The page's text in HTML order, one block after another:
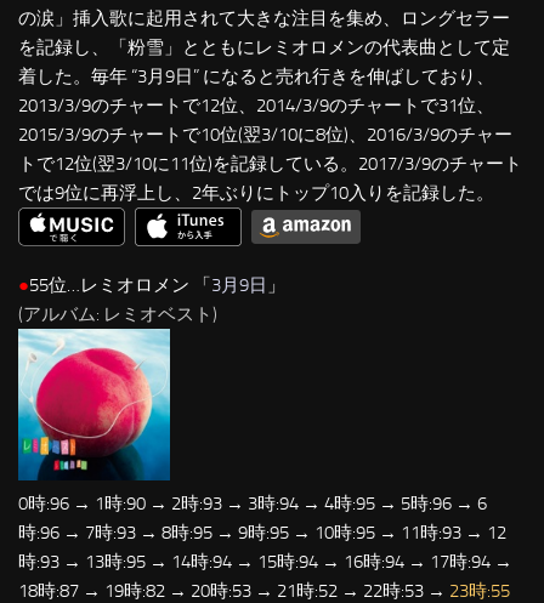
の涙」挿入歌に起用されて大きな注目を集め、ロングセラー
を記録し、「粉雪」とともにレミオロメンの代表曲として定
着した。毎年 “3月9日” になると売れ行きを伸ばしており、
2013/3/9のチャートで12位、2014/3/9のチャートで31位、
2015/3/9のチャートで10位(翌3/10に8位)、2016/3/9のチャー
トで12位(翌3/10に11位)を記録している。2017/3/9のチャート
では9位に再浮上し、2年ぶりにトップ10入りを記録した。
●55位…レミオロメン 「3月9日 」
(アルバム: レミオベスト)
0時:96 → 1時:90 → 2時:93 → 3時:94 → 4時:95 → 5時:96 → 6
時:96 → 7時:93 → 8時:95 → 9時:95 → 10時:95 → 11時:93 → 12
時:93 → 13時:95 → 14時:94 → 15時:94 → 16時:94 → 17時:94 →
18時:87 → 19時:82 → 20時:53 → 21時:52 → 22時:53 → 23時:55